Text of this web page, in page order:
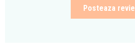
Posteaza